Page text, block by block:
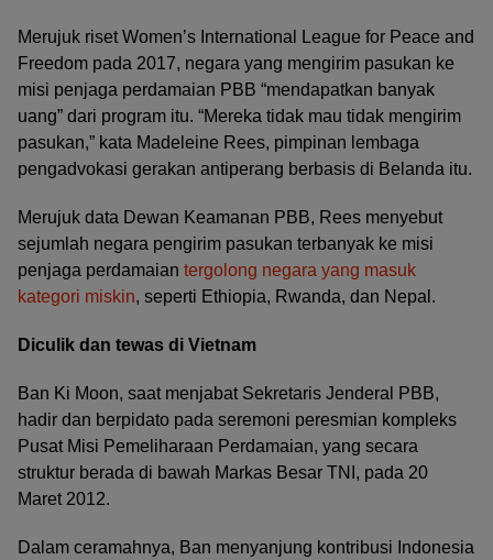
Merujuk riset Women’s International League for Peace and
Freedom pada 2017, negara yang mengirim pasukan ke
misi penjaga perdamaian PBB “mendapatkan banyak
uang” dari program itu. “Mereka tidak mau tidak mengirim
pasukan,” kata Madeleine Rees, pimpinan lembaga
pengadvokasi gerakan antiperang berbasis di Belanda itu.
Merujuk data Dewan Keamanan PBB, Rees menyebut
sejumlah negara pengirim pasukan terbanyak ke misi
penjaga perdamaian tergolong negara yang masuk
kategori miskin, seperti Ethiopia, Rwanda, dan Nepal.
Diculik dan tewas di Vietnam
Ban Ki Moon, saat menjabat Sekretaris Jenderal PBB,
hadir dan berpidato pada seremoni peresmian kompleks
Pusat Misi Pemeliharaan Perdamaian, yang secara
struktur berada di bawah Markas Besar TNI, pada 20
Maret 2012.
Dalam ceramahnya, Ban menyanjung kontribusi Indonesia